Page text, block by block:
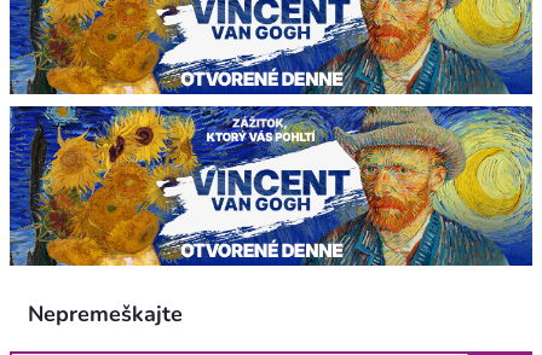
Nepremeškajte